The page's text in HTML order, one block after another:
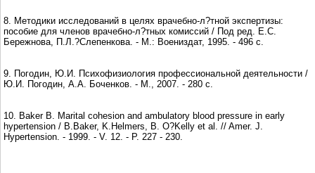
8. Методики исследований в целях врачебно-л?тной экспертизы:
пособие для членов врачебно-л?тных комиссий / Под ред. Е.С.
Бережнова, П.Л.?Слепенкова. - М.: Воениздат, 1995. - 496 с.
9. Погодин, Ю.И. Психофизиология профессиональной деятельности /
Ю.И. Погодин, А.А. Боченков. - М., 2007. - 280 с.
10. Baker B. Marital cohesion and ambulatory blood pressure in early
hypertension / B.Baker, K.Helmers, B. O?Kelly et al. // Amer. J.
Hypertension. - 1999. - V. 12. - P. 227 - 230.